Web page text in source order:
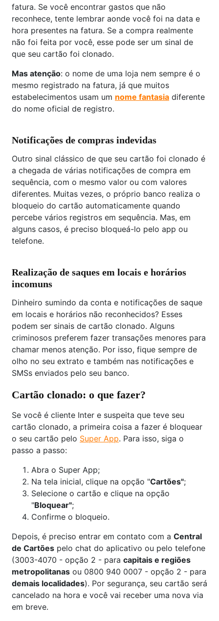
fatura. Se você encontrar gastos que não
reconhece, tente lembrar aonde você foi na data e
hora presentes na fatura. Se a compra realmente
não foi feita por você, esse pode ser um sinal de
que seu cartão foi clonado.
Mas atenção: o nome de uma loja nem sempre é o
mesmo registrado na fatura, já que muitos
estabelecimentos usam um nome fantasia diferente
do nome oficial de registro.
Notificações de compras indevidas
Outro sinal clássico de que seu cartão foi clonado é
a chegada de várias notificações de compra em
sequência, com o mesmo valor ou com valores
diferentes. Muitas vezes, o próprio banco realiza o
bloqueio do cartão automaticamente quando
percebe vários registros em sequência. Mas, em
alguns casos, é preciso bloqueá-lo pelo app ou
telefone.
Realização de saques em locais e horários
incomuns
Dinheiro sumindo da conta e notificações de saque
em locais e horários não reconhecidos? Esses
podem ser sinais de cartão clonado. Alguns
criminosos preferem fazer transações menores para
chamar menos atenção. Por isso, fique sempre de
olho no seu extrato e também nas notificações e
SMSs enviados pelo seu banco.
Cartão clonado: o que fazer?
Se você é cliente Inter e suspeita que teve seu
cartão clonado, a primeira coisa a fazer é bloquear
o seu cartão pelo Super App. Para isso, siga o
passo a passo:
Abra o Super App;
Na tela inicial, clique na opção "Cartões";
Selecione o cartão e clique na opção
"Bloquear";
Confirme o bloqueio.
Depois, é preciso entrar em contato com a Central
de Cartões pelo chat do aplicativo ou pelo telefone
(3003-4070 - opção 2 - para capitais e regiões
metropolitanas ou 0800 940 0007 - opção 2 - para
demais localidades). Por segurança, seu cartão será
cancelado na hora e você vai receber uma nova via
em breve.